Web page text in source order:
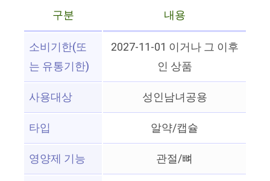
구분
내용
소비기한(또
는 유통기한)
2027-11-01 이거나 그 이후
인 상품
사용대상
성인남녀공용
타입
알약/캡슐
영양제 기능
관절/뼈